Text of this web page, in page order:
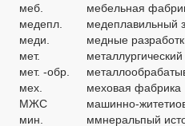
меб.
мебельная
медепл.
медеплавильный
меди.
медные
мет.
мет. -обр.
мех.
меховая фабрика
МЖС
машинно-
мин.
ммнеральпый